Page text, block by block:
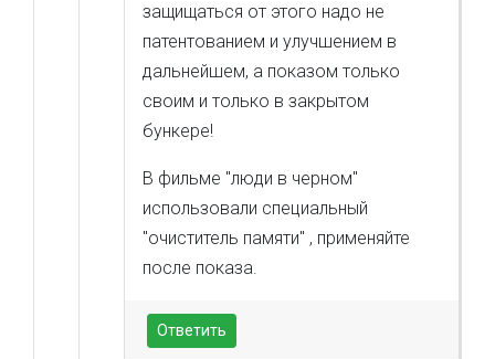
защищаться от этого надо не
патентованием и улучшением в
дальнейшем, а показом только
своим и только в закрытом
бункере!
В фильме "люди в черном"
использовали специальный
"очиститель памяти" , применяйте
после показа.
Ответить